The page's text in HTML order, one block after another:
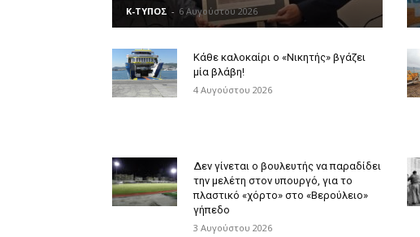
Κ-ΤΥΠΟΣ - 6 Αυγούστου 2026
Κάθε καλοκαίρι ο «Νικητής» βγάζει
μία βλάβη!
4 Αυγούστου 2026
Δεν γίνεται ο βουλευτής να παραδίδει
την μελέτη στον υπουργό, για το
πλαστικό «χόρτο» στο «Βερούλειο»
γήπεδο
3 Αυγούστου 2026